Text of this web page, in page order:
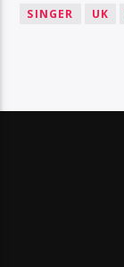
SINGER
UK